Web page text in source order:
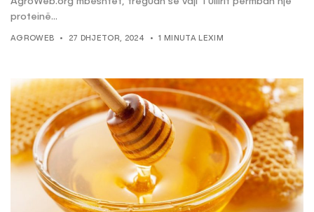
proteinë...
AGROWEB 27 DHJETOR, 2024 1 MINUTA LEXIM